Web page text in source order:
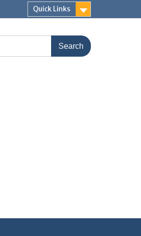
Quick Links